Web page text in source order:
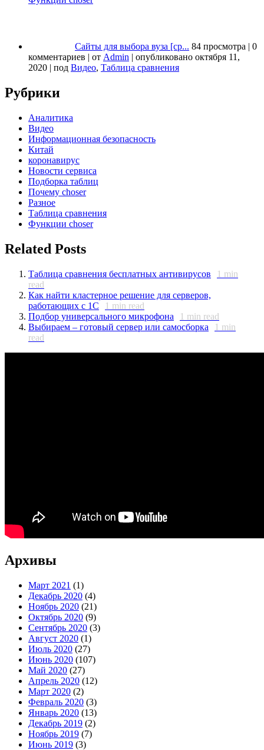
Сайты для выбора вуза [ср... 84 просмотра | 0
комментариев | от Admin | опубликовано октября 11,
2020 | под Видео, Таблица сравнения
Рубрики
Аналитика
Видео
Информационная безопасность
Китай
коронавирус
Новости сервиса
Подборка таблиц
Почему choser
Разное
Таблица сравнения
Функции choser
Related Posts
Таблица сравнения бесплатных антивирусов 1 min
read
Как найти кластерное решение для серверов,
работающих с 1С
1 min read
Подбор универсального микрофона
1 min read
Выбираем – готовый сервер или самосборка
1 min
read
Архивы
Март 2021 (1)
Декабрь 2020 (4)
Ноябрь 2020 (21)
Октябрь 2020 (9)
Сентябрь 2020 (3)
Август 2020 (1)
Июль 2020 (27)
Июнь 2020 (107)
Май 2020 (27)
Апрель 2020 (12)
Март 2020 (2)
Февраль 2020 (3)
Январь 2020 (13)
Декабрь 2019 (2)
Ноябрь 2019 (7)
Июнь 2019 (3)